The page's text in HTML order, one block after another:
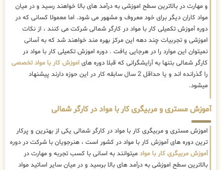
و مهارت در بالاترین سطح اموزشی به درآمد های بالا خواهند رسید و در میان
مواد کاران دیگر برای خود معروف و مشهور می شود. اما معمولا کسانی که در
دوره آموزش تکمیلی کار با مواد در کارگر شمالی شرکت می کنند ، از نکات
اموزشی و تجربیات چند دهه این مرکز بهره مند خواهند شد که به آسانی
نمیتوان این موارد را در هرجایی یافت . دوره اموزش تکمیلی کار با مواد در
کارگر شمالی بتنها به آرایشگرانی که قبلا دوره های اموزش کار با مواد تخصصی
را گذرانده اند و یا حداقل 2 سال سابقه کار در این حوزه دارند پیشنهاد
میشود.
آموزش مستری و مربیگری کار با مواد در کارگر شمالی
اموزش مستری و مربیگری کار با مواد در کارگر شمالی یکی از بهترین و پرکار
ترین دوره های آموزش کار با مواد در کشور است ، هنرجویان با شرکت در دوره
آموزش مربیگری کار با مواد میتوانند به اسانی با کسب تجربه و مهارت در
بالاترین سطح اموزشی به درآمد های بالا برسید و در میان سایر اساتید مواد